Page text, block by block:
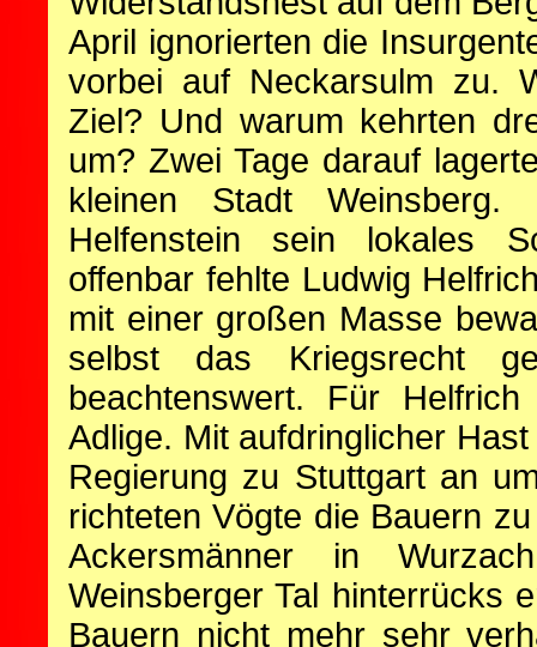
April ignorierten die
vorbei auf Neckarsulm zu.
Ziel? Und warum kehrten
um? Zwei Tage darauf
kleinen Stadt
Helfenstein sein lokales
offenbar fehlte Ludwig
mit einer großen Masse
selbst das Kriegsrecht
beachtenswert. Für
Adlige. Mit aufdringlicher
Regierung zu Stuttgart an
richteten Vögte die Bauern
Ackersmänner in
Weinsberger Tal hinterrücks
Bauern nicht mehr sehr